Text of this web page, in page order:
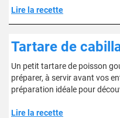
Lire la recette
Tartare de
Un petit tartare de poisson
préparer, à servir avant vos
préparation idéale pour
Lire la recette